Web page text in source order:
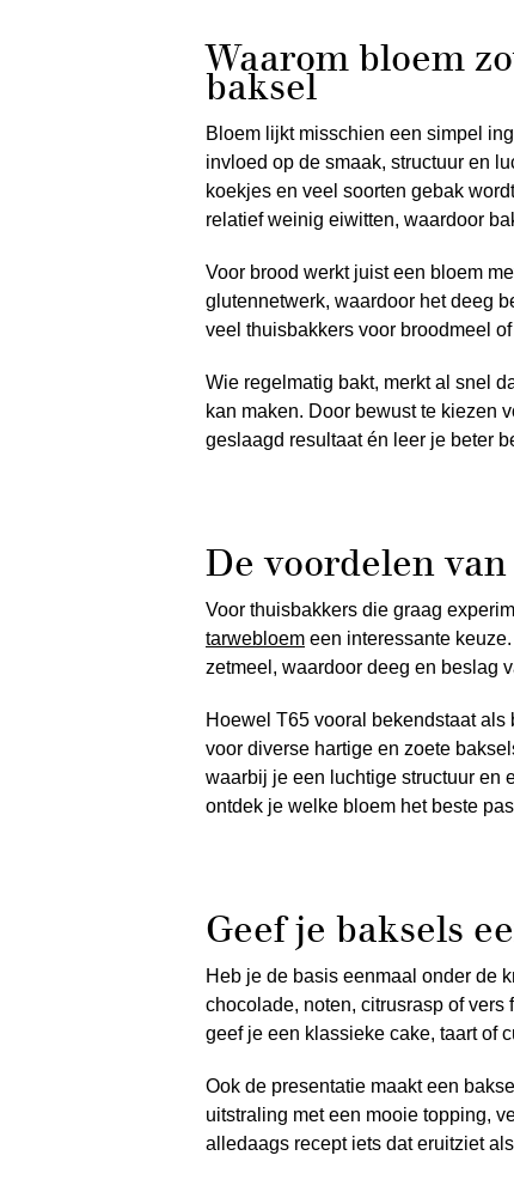
Waarom bloem
baksel
Bloem lijkt misschien een simpel
invloed op de smaak, structuur en
koekjes en veel soorten gebak
relatief weinig eiwitten, waardoor
Voor brood werkt juist een bloem
glutennetwerk, waardoor het deeg
veel thuisbakkers voor broodmeel
Wie regelmatig bakt, merkt al snel
kan maken. Door bewust te kiezen
geslaagd resultaat én leer je beter
De voordelen
Voor thuisbakkers die graag
tarwebloem een interessante
zetmeel, waardoor deeg en beslag
Hoewel T65 vooral bekendstaat
voor diverse hartige en zoete
waarbij je een luchtige structuur en
ontdek je welke bloem het beste
Geef je baksels
Heb je de basis eenmaal onder de
chocolade, noten, citrusrasp of
geef je een klassieke cake, taart of
Ook de presentatie maakt een
uitstraling met een mooie topping,
alledaags recept iets dat eruitziet